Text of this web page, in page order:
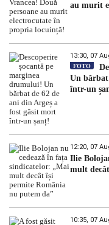
au murit
13:30, 07
FOTO
Un
într-un
12:20, 07
Ilie
mult
10:35, 07